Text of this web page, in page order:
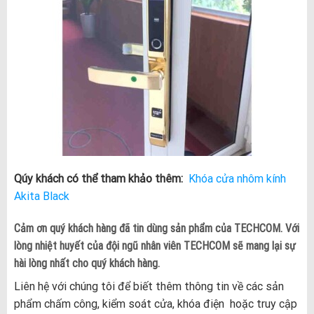
Qúy khách có thể tham khảo thêm: Khóa cửa nhôm kính
Akita Black
Cảm ơn quý khách hàng đã tin dùng sản phẩm của TECHCOM. Với
lòng nhiệt huyết của đội ngũ nhân viên TECHCOM sẽ mang lại sự
hài lòng nhất cho quý khách hàng.
Liên hệ với chúng tôi để biết thêm thông tin về các sản
phẩm chấm công, kiểm soát cửa, khóa điện hoặc truy cập